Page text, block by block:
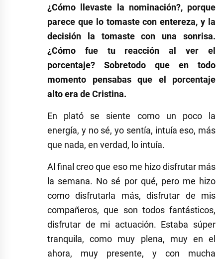
¿Cómo llevaste la nominación?, porque
parece que lo tomaste con entereza, y la
decisión la tomaste con una sonrisa.
¿Cómo fue tu reacción al ver el
porcentaje? Sobretodo que en todo
momento pensabas que el porcentaje
alto era de Cristina.
En plató se siente como un poco la
energía, y no sé, yo sentía, intuía eso, más
que nada, en verdad, lo intuía.
Al final creo que eso me hizo disfrutar más
la semana. No sé por qué, pero me hizo
como disfrutarla más, disfrutar de mis
compañeros, que son todos fantásticos,
disfrutar de mi actuación. Estaba súper
tranquila, como muy plena, muy en el
ahora, muy presente, y con mucha